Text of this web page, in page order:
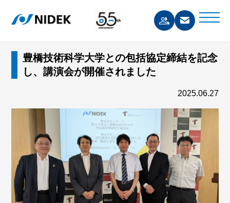
豊橋技術科学大学との包括協定締結を記念
し、講演会が開催されました
2025.06.27